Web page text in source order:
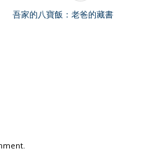
吾家的八寶飯：老爸的藏書